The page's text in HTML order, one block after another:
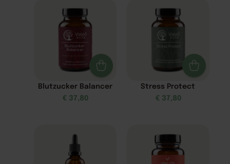
Blutzucker Balancer
€ 37,80
Stress Protect
€ 37,80